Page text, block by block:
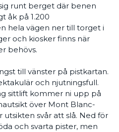
runt berget där benen
åk på 1.200
hela vägen ner till torget i
och kiosker finns när
behövs.
till vänster på pistkartan.
och njutningsfull.
sittlift kommer ni upp på
över Mont Blanc-
utsikten svår att slå. Ned för
och svarta pister, men